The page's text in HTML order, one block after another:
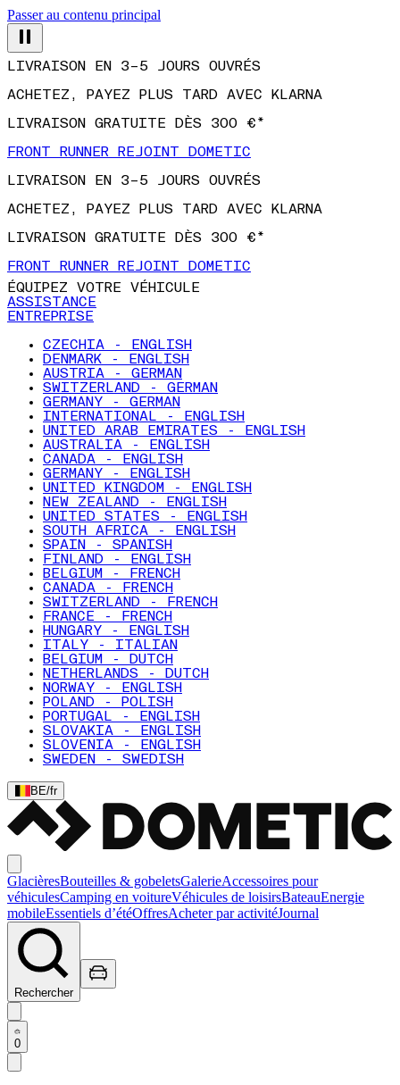
Passer au contenu principal
LIVRAISON EN 3–5 JOURS OUVRÉS
ACHETEZ, PAYEZ PLUS TARD AVEC KLARNA
LIVRAISON GRATUITE DÈS 300 €*
FRONT RUNNER REJOINT DOMETIC
LIVRAISON EN 3–5 JOURS OUVRÉS
ACHETEZ, PAYEZ PLUS TARD AVEC KLARNA
LIVRAISON GRATUITE DÈS 300 €*
FRONT RUNNER REJOINT DOMETIC
ÉQUIPEZ VOTRE VÉHICULE
ASSISTANCE
ENTREPRISE
CZECHIA - ENGLISH
DENMARK - ENGLISH
AUSTRIA - GERMAN
SWITZERLAND - GERMAN
GERMANY - GERMAN
INTERNATIONAL - ENGLISH
UNITED ARAB EMIRATES - ENGLISH
AUSTRALIA - ENGLISH
CANADA - ENGLISH
GERMANY - ENGLISH
UNITED KINGDOM - ENGLISH
NEW ZEALAND - ENGLISH
UNITED STATES - ENGLISH
SOUTH AFRICA - ENGLISH
SPAIN - SPANISH
FINLAND - ENGLISH
BELGIUM - FRENCH
CANADA - FRENCH
SWITZERLAND - FRENCH
FRANCE - FRENCH
HUNGARY - ENGLISH
ITALY - ITALIAN
BELGIUM - DUTCH
NETHERLANDS - DUTCH
NORWAY - ENGLISH
POLAND - POLISH
PORTUGAL - ENGLISH
SLOVAKIA - ENGLISH
SLOVENIA - ENGLISH
SWEDEN - SWEDISH
BE/fr
GlacièresBouteilles & gobeletsGalerieAccessoires pour
véhiculesCamping en voitureVéhicules de loisirsBateauEnergie
mobileEssentiels d’étéOffresAcheter par activitéJournal
Rechercher
0